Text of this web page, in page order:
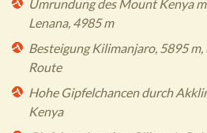
Umrundung des Mount Kenya
Lenana, 4985 m
Besteigung Kilimanjaro, 5895
Route
Hohe Gipfelchancen durch
Kenya